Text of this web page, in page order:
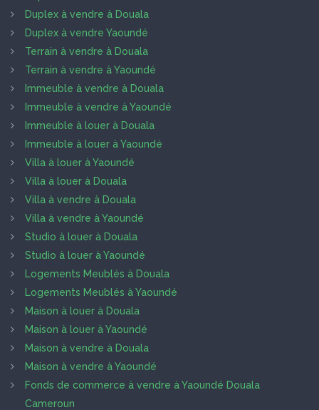
Duplex à vendre à Douala
Duplex à vendre Yaoundé
Terrain à vendre à Douala
Terrain à vendre à Yaoundé
Immeuble à vendre à Douala
Immeuble à vendre à Yaoundé
Immeuble à louer à Douala
Immeuble à louer à Yaoundé
Villa à louer à Yaoundé
Villa à louer à Douala
Villa à vendre à Douala
Villa à vendre à Yaoundé
Studio à louer à Douala
Studio à louer à Yaoundé
Logements Meublés à Douala
Logements Meublés à Yaoundé
Maison à louer à Douala
Maison à louer à Yaoundé
Maison à vendre à Douala
Maison à vendre à Yaoundé
Fonds de commerce à vendre à Yaoundé Douala
Cameroun